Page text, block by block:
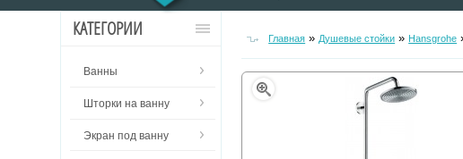
КАТЕГОРИИ
Ванны
Шторки на ванну
Экран под ванну
Главная »Душевые стойки » Hansgrohe